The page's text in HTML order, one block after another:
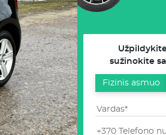
sužinokite
Fizinis asmuo